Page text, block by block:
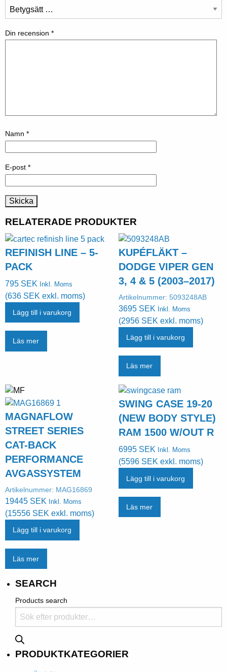
Din recension *
Namn *
E-post *
RELATERADE PRODUKTER
REFINISH LINE – 5-
PACK
795 SEK Inkl. Moms
(636 SEK exkl. moms)
Lägg till i varukorg
Läs mer
KUPÉFLÄKT –
DODGE VIPER GEN
3, 4 & 5 (2003–2017)
Artikelnummer: 5093248AB
3695 SEK Inkl. Moms
(2956 SEK exkl. moms)
Lägg till i varukorg
Läs mer
MAGNAFLOW
STREET SERIES
CAT-BACK
PERFORMANCE
AVGASSYSTEM
Artikelnummer: MAG16869
19445 SEK Inkl. Moms
(15556 SEK exkl. moms)
Lägg till i varukorg
Läs mer
SWING CASE 19-20
(NEW BODY STYLE)
RAM 1500 W/OUT R
6995 SEK Inkl. Moms
(5596 SEK exkl. moms)
Lägg till i varukorg
Läs mer
SEARCH
Products search
PRODUKTKATEGORIER